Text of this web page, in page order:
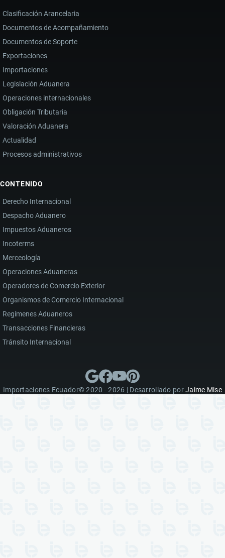
Clasificación Arancelaria
Documentos de Acompañamiento
Documentos de Soporte
Exportaciones
Importaciones
Legislación Aduanera
Operaciones internacionales
Obligación Tributaria
Valoración Aduanera
Actualidad
Procesos administrativos
CONTENIDO
Derecho Internacional
Despacho Aduanero
Impuestos Aduaneros
Incoterms
Merceología
Operaciones Aduaneras
Operadores de Comercio Exterior
Organismos de Comercio Internacional
Regímenes Aduaneros
Transacciones Financieras
Tránsito Internacional
Importaciones Ecuador© 2020 - 2026 | Desarrollado porJaime Mise